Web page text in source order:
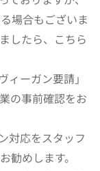
場合もございま
したら、こちら
ーガン要請」
の事前確認をお
対応をスタッフ
勧めします。